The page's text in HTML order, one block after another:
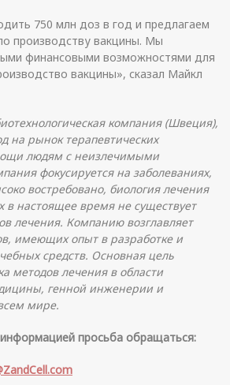
750 млн доз в год и предлагаем
производству вакцины. Мы
финансовыми возможностями для
вакцины», сказал Майкл
компания (Швеция),
на рынок терапевтических
людям с неизлечимыми
фокусируется на заболеваниях,
востребовано, биология лечения
в настоящее время не существует
лечения. Компанию возглавляет
имеющих опыт в разработке и
средств. Основная цель
методов лечения в области
генной инженерии и
мире.
просьба обращаться: